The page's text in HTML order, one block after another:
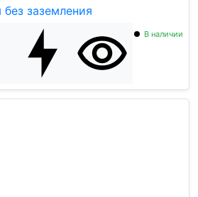
В наличии